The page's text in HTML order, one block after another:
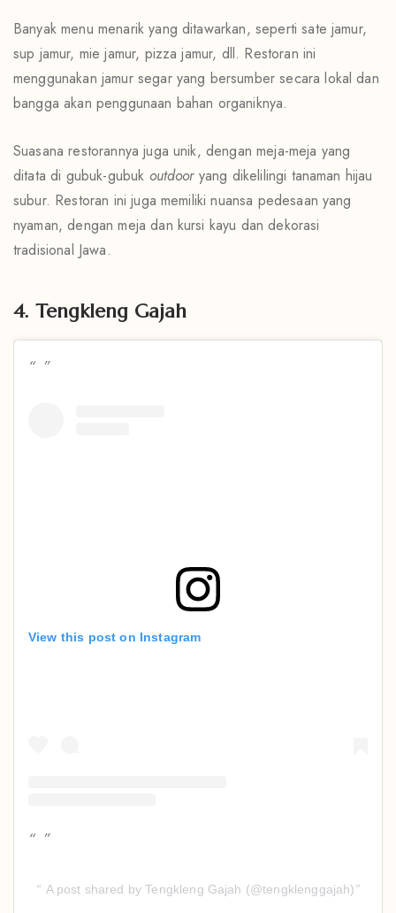
Banyak menu menarik yang ditawarkan, seperti sate jamur,
sup jamur, mie jamur, pizza jamur, dll. Restoran ini
menggunakan jamur segar yang bersumber secara lokal dan
bangga akan penggunaan bahan organiknya.
Suasana restorannya juga unik, dengan meja-meja yang
ditata di gubuk-gubuk outdoor yang dikelilingi tanaman hijau
subur. Restoran ini juga memiliki nuansa pedesaan yang
nyaman, dengan meja dan kursi kayu dan dekorasi
tradisional Jawa.
4. Tengkleng Gajah
View this post on Instagram
A post shared by Tengkleng Gajah (@tengklenggajah)